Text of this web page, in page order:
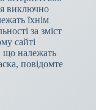
виключно
їхнім
за зміст
сайті
що належать
повідомте